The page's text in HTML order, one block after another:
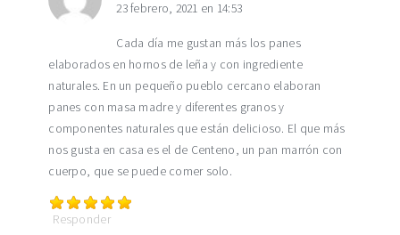
lectores23 febrero, 2021 en 14:53
Cada día me gustan más los panes
elaborados en hornos de leña y con ingrediente
naturales. En un pequeño pueblo cercano elaboran
panes con masa madre y diferentes granos y
componentes naturales que están delicioso. El que más
nos gusta en casa es el de Centeno, un pan marrón con
cuerpo, que se puede comer solo.
Responder